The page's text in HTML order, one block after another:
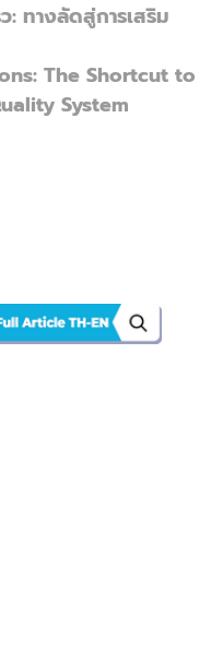
: ทางลัดสู่การเสริม
The Shortcut to
System